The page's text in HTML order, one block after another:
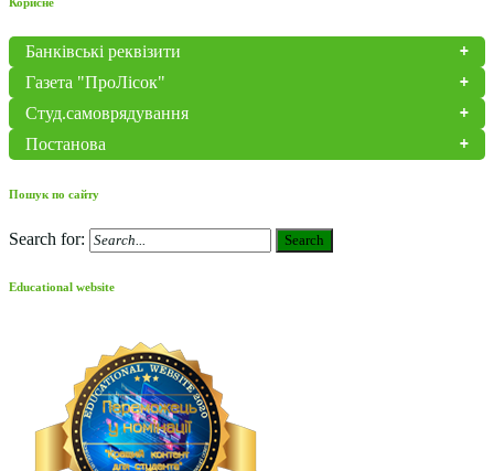
Банківські реквізити
Газета "ПроЛісок"
Студ.самоврядування
Постанова
Пошук по сайту
Search for: Search
Educational website